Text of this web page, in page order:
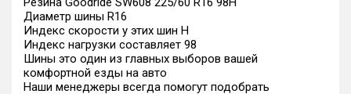
Диаметр шины R16
Индекс скорости у этих шин H
Индекс нагрузки составляет 98
Шины это один из главных выборов вашей
комфортной езды на авто
Наши менеджеры всегда помогут подобрать